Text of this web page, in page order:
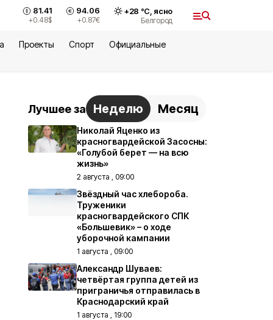
81.41
+0.48$
94.06
+0.87€
+28 °С, ясно
Белгород
Проекты Спорт
Официальные
Лучшее за Неделю Месяц
Николай Яценко из
красногвардейской Засосны:
«Голубой берет — на всю
жизнь»
2 августа , 09:00
Звёздный час хлебороба.
Труженики
красногвардейского СПК
«Большевик» – о ходе
уборочной кампании
1 августа , 09:00
Александр Шуваев:
четвёртая группа детей из
приграничья отправилась в
Краснодарский край
1 августа , 19:00